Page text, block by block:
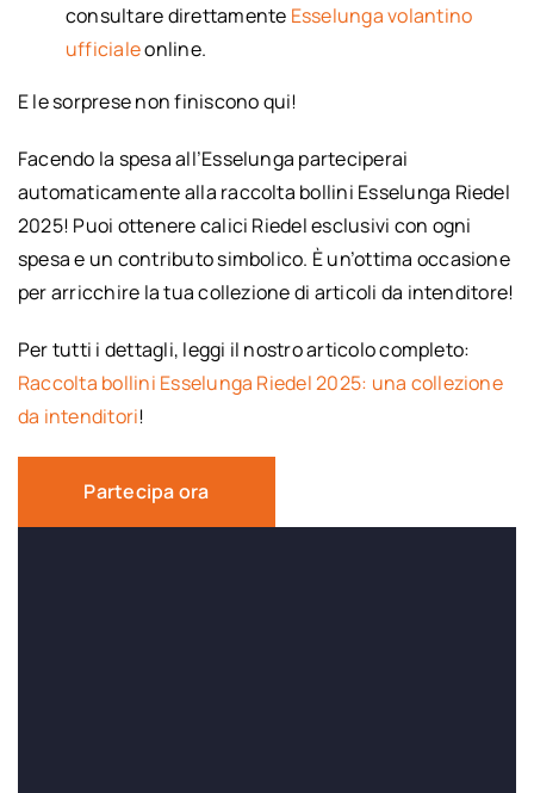
consultare direttamente Esselunga volantino
ufficialeonline.
E le sorprese non finiscono qui!
Facendo la spesa all’Esselunga parteciperai
automaticamente alla raccolta bollini Esselunga Riedel
2025! Puoi ottenere calici Riedel esclusivi con ogni
spesa e un contributo simbolico. È un’ottima occasione
per arricchire la tua collezione di articoli da intenditore!
Per tutti i dettagli, leggi il nostro articolo completo:
Raccolta bollini Esselunga Riedel 2025: una collezione
da intenditori!
Partecipa ora